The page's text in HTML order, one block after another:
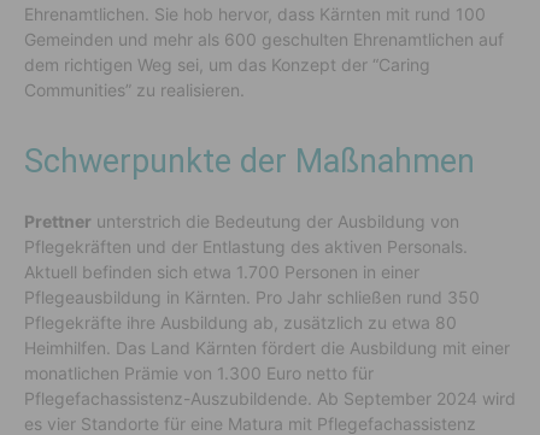
Ehrenamtlichen. Sie hob hervor, dass Kärnten mit rund 100
Gemeinden und mehr als 600 geschulten Ehrenamtlichen auf
dem richtigen Weg sei, um das Konzept der “Caring
Communities” zu realisieren.
Schwerpunkte der Maßnahmen
Prettner unterstrich die Bedeutung der Ausbildung von
Pflegekräften und der Entlastung des aktiven Personals.
Aktuell befinden sich etwa 1.700 Personen in einer
Pflegeausbildung in Kärnten. Pro Jahr schließen rund 350
Pflegekräfte ihre Ausbildung ab, zusätzlich zu etwa 80
Heimhilfen. Das Land Kärnten fördert die Ausbildung mit einer
monatlichen Prämie von 1.300 Euro netto für
Pflegefachassistenz-Auszubildende. Ab September 2024 wird
es vier Standorte für eine Matura mit Pflegefachassistenz